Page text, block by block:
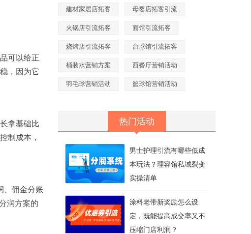
可以给正
，因为它
拿基础比
制成本，
、佣金分账
润方案的
建材家居店拓客 母婴店拓客引流
火锅店引流拓客 面馆引流拓客
烧烤店引流拓客 台球馆引流拓客
桶装水营销方案 西餐厅营销活动
羽毛球营销活动 篮球馆营销活动
热门活动
男士护理引流有哪些低成
本玩法？理容馆私域裂变
实操清单
涂料老带新奖励怎么设
定，既能提高成交率又不
压缩门店利润？